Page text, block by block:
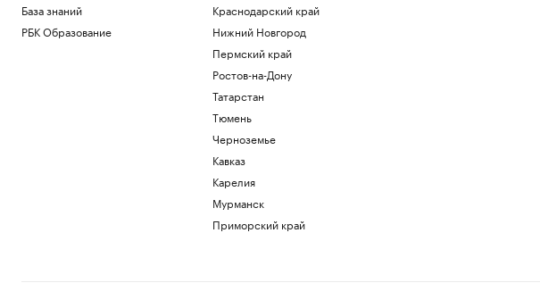
База знаний
РБК Образование
Краснодарский край
Нижний Новгород
Пермский край
Ростов-на-Дону
Татарстан
Тюмень
Черноземье
Кавказ
Карелия
Мурманск
Приморский край